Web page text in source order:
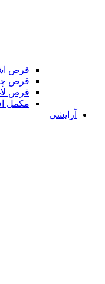
قرص
قرص
قرص
مکمل
آرایشی